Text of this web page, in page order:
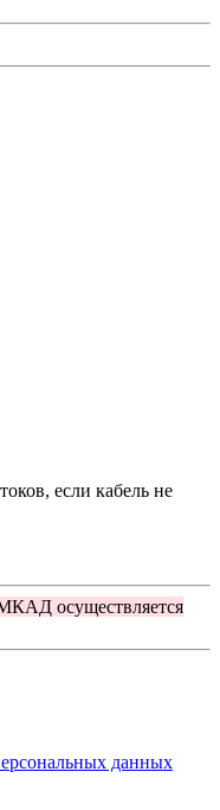
если кабель не
осуществляется
данных